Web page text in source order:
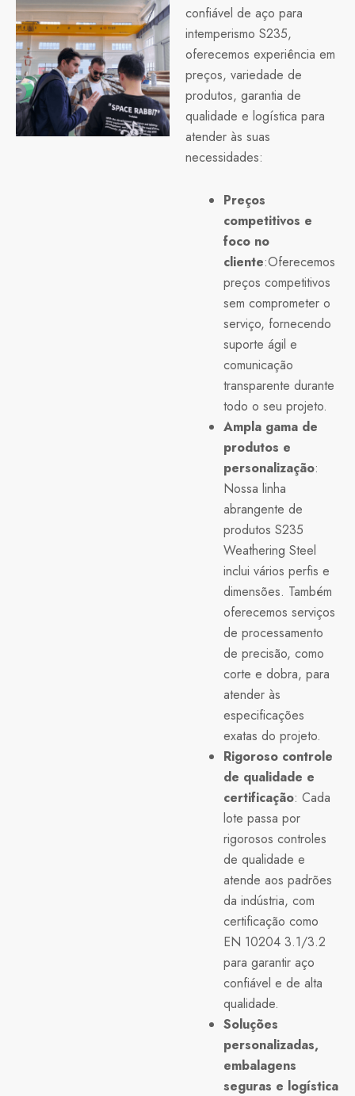
confiável de aço para
intemperismo S235,
oferecemos experiência em
preços, variedade de
produtos, garantia de
qualidade e logística para
atender às suas
necessidades:
Preços
competitivos e
foco no
cliente:Oferecemos
preços competitivos
sem comprometer o
serviço, fornecendo
suporte ágil e
comunicação
transparente durante
todo o seu projeto.
Ampla gama de
produtos e
personalização:
Nossa linha
abrangente de
produtos S235
Weathering Steel
inclui vários perfis e
dimensões. Também
oferecemos serviços
de processamento
de precisão, como
corte e dobra, para
atender às
especificações
exatas do projeto.
Rigoroso controle
de qualidade e
certificação: Cada
lote passa por
rigorosos controles
de qualidade e
atende aos padrões
da indústria, com
certificação como
EN 10204 3.1/3.2
para garantir aço
confiável e de alta
qualidade.
Soluções
personalizadas,
embalagens
seguras e logística